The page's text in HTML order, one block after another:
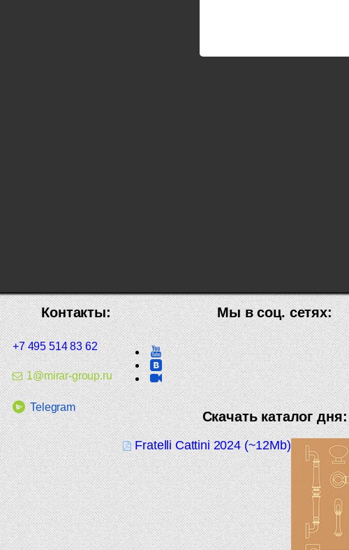
Мы в соц. сетях:
Скачать каталог дня:
Fratelli Cattini 2024 (~12Mb)
Контакты:
+7 495 514 83 62
1@mirar-group.ru
Telegram